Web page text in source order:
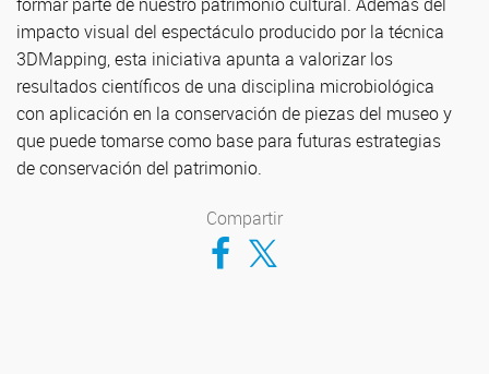
impacto visual del espectáculo producido por la técnica
3DMapping, esta iniciativa apunta a valorizar los
resultados científicos de una disciplina microbiológica
con aplicación en la conservación de piezas del museo y
que puede tomarse como base para futuras estrategias
de conservación del patrimonio.
Compartir
Compartir en Facebook
Compartir en Twitter